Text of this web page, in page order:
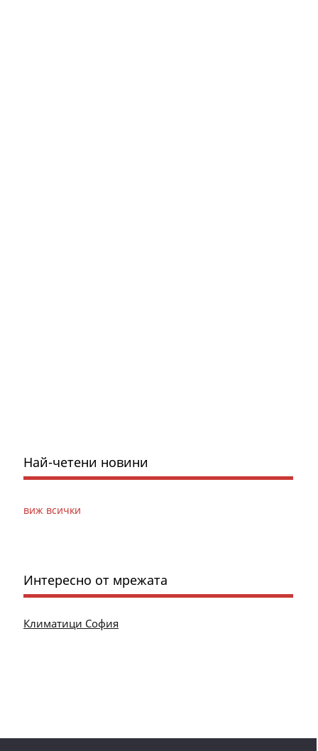
Най-четени новини
виж всички
Интересно от мрежата
Климатици София